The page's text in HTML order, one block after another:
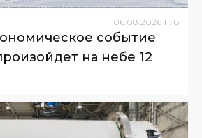
06.08.2026 11:18
событие
на небе 12